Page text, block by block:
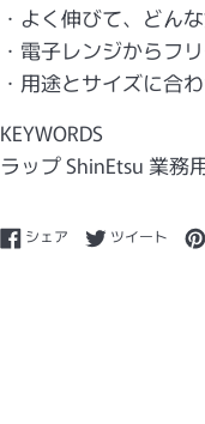
・よく伸びて、どん
・電子レンジからフ
・用途とサイズに合
KEYWORDS
ラップ ShinEtsu 業務
シェア Facebookでシェアす
ツイート